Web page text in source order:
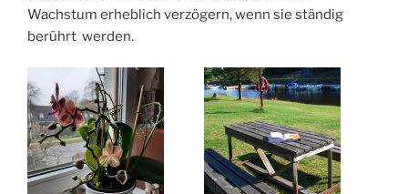
Wachstum erheblich verzögern, wenn sie ständig
berührt werden.